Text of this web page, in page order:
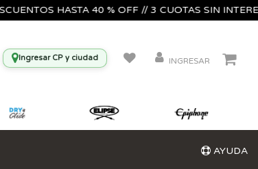
HASTA 40 % OFF // 3 CUOTAS SIN
Ingresar CP y ciudad INGRESAR
AYUDA